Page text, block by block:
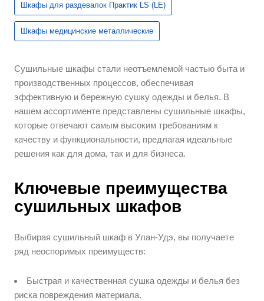
Шкафы для раздевалок Практик LS (LE)
Шкафы медицинские металлические
Сушильные шкафы стали неотъемлемой частью быта и
производственных процессов, обеспечивая
эффективную и бережную сушку одежды и белья. В
нашем ассортименте представлены сушильные шкафы,
которые отвечают самым высоким требованиям к
качеству и функциональности, предлагая идеальные
решения как для дома, так и для бизнеса.
Ключевые преимущества
сушильных шкафов
Выбирая сушильный шкаф в Улан-Удэ, вы получаете
ряд неоспоримых преимуществ:
Быстрая и качественная сушка одежды и белья без
риска повреждения материала.